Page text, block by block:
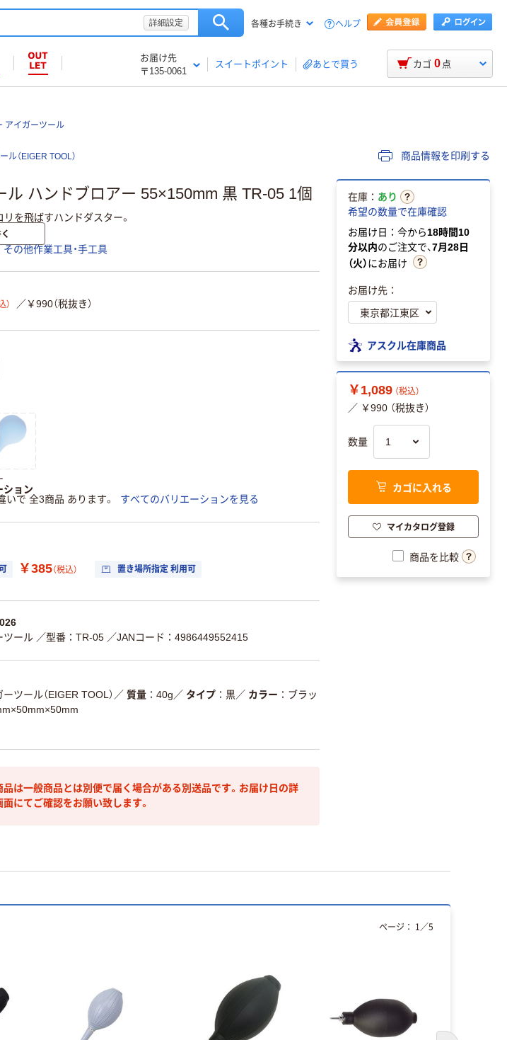
詳細設定 各種お手続き ヘルプ
お届け先
〒135-0061
スイートポイント あとで買う カゴ 0 点
アイガーツール
ル（EIGER TOOL） 商品情報を印刷する
ル ハンドブロアー 55×150mm 黒 TR-05 1個
を飛ばすハンドダスター。
その他作業工具・手工具
） ／￥990（税抜き）
ション
違いで 全3商品 あります。
すべてのバリエーションを見る
￥385（税込） 置き場所指定 利用可
ツール ／型番：TR-05 ／JANコード：4986449552415
ツール（EIGER TOOL） ／ 質量 40g ／ タイプ 黒／ カラー
ブラッ
品は一般商品とは別便で届く場合がある別送品です。お届け日の詳
にてご確認をお願い致します。
在庫： あり
希望の数量で在庫確認
お届け日：今から18時間10
分以内のご注文で、7月28日
（火）にお届け
お届け先：
アスクル在庫商品
￥1,089 （税込）
／ ￥990 （税抜き）
数量
カゴに入れる
マイカタログ登録
商品を比較
ページ： 1 ／5